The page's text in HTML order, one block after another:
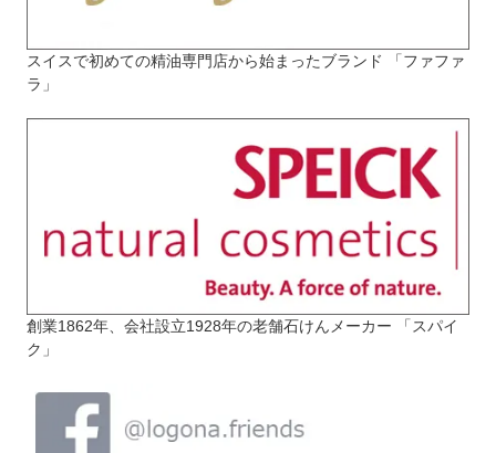
スイスで初めての精油専門店から始まったブランド 「ファファ
ラ」
創業1862年、会社設立1928年の老舗石けんメーカー 「スパイ
ク」